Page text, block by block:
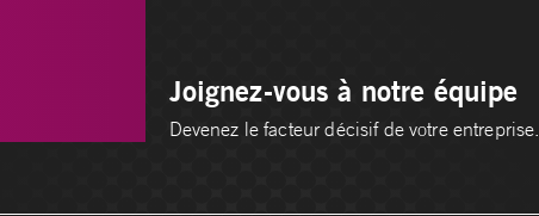
Joignez-vous à notre équipe
Devenez le facteur décisif de votre entreprise.